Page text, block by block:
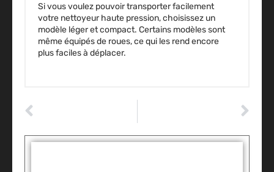
Si vous voulez pouvoir transporter facilement
votre nettoyeur haute pression, choisissez un
modèle léger et compact. Certains modèles sont
même équipés de roues, ce qui les rend encore
plus faciles à déplacer.